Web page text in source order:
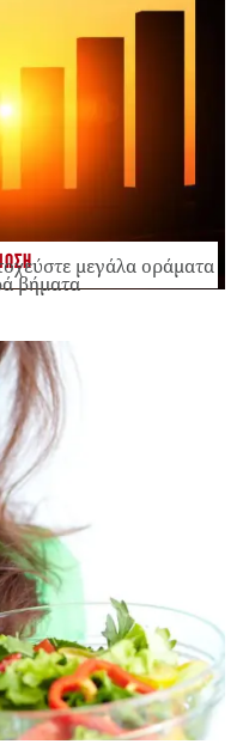
μεγάλα οράματα
βήματα